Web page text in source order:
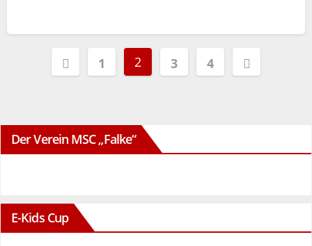
Seitennummerierung
der
1 2 3 4
Der Verein MSC „Falke“
E-Kids Cup